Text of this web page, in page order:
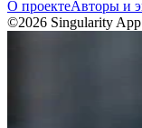
О проектеАвторы и
©2026 Singularity App